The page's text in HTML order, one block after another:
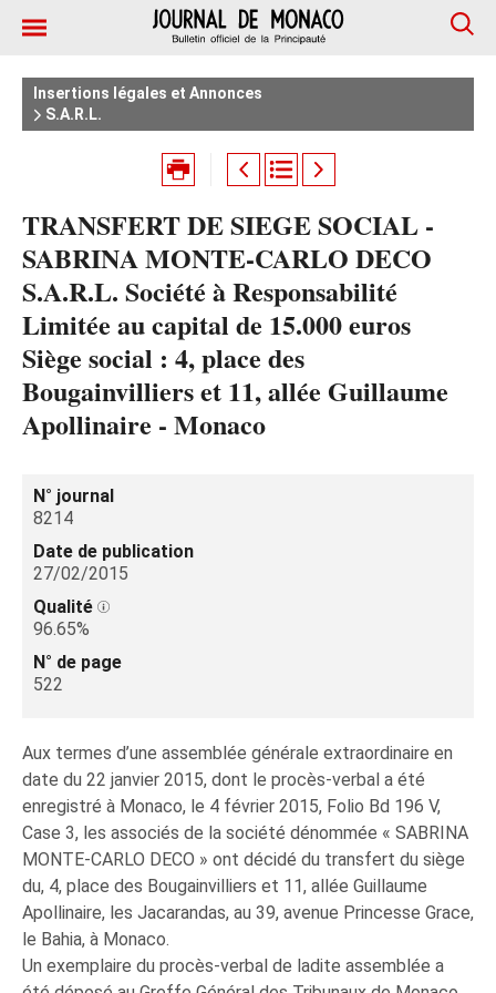
Insertions légales et Annonces
S.A.R.L.
TRANSFERT DE SIEGE SOCIAL -
SABRINA MONTE-CARLO DECO
S.A.R.L. Société à Responsabilité
Limitée au capital de 15.000 euros
Siège social : 4, place des
Bougainvilliers et 11, allée Guillaume
Apollinaire - Monaco
N° journal
8214
Date de publication
27/02/2015
Qualité
96.65%
N° de page
522
Aux termes d’une assemblée générale extraordinaire en
date du 22 janvier 2015, dont le procès-verbal a été
enregistré à Monaco, le 4 février 2015, Folio Bd 196 V,
Case 3, les associés de la société dénommée « SABRINA
MONTE-CARLO DECO » ont décidé du transfert du siège
du, 4, place des Bougainvilliers et 11, allée Guillaume
Apollinaire, les Jacarandas, au 39, avenue Princesse Grace,
le Bahia, à Monaco.
Un exemplaire du procès-verbal de ladite assemblée a